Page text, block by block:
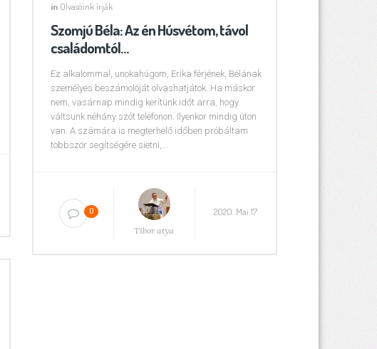
in Olvasóink írják
Szomjú Béla: Az én Húsvétom, távol
családomtól…
Ez alkalommal, unokahúgom, Erika férjének, Bélának
személyes beszámolóját olvashatjátok. Ha máskor
nem, vasárnap mindig kerítünk időt arra, hogy
váltsunk néhány szót telefonon. Ilyenkor mindig úton
van. A számára is megterhelő időben próbáltam
többször segítségére sietni,...
0
Tibor atya
2020. Mai 17